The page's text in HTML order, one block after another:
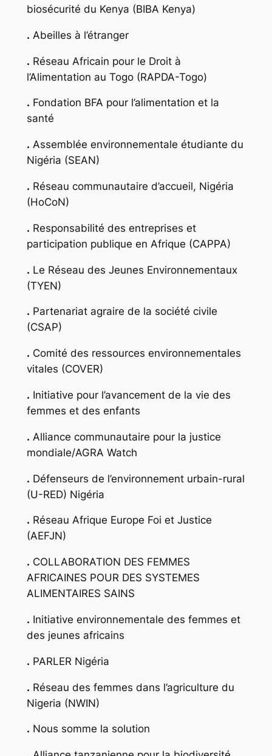
biosécurité du Kenya (BIBA Kenya)
. Abeilles à l’étranger
. Réseau Africain pour le Droit à
l’Alimentation au Togo (RAPDA-Togo)
. Fondation BFA pour l’alimentation et la
santé
. Assemblée environnementale étudiante du
Nigéria (SEAN)
. Réseau communautaire d’accueil, Nigéria
(HoCoN)
. Responsabilité des entreprises et
participation publique en Afrique (CAPPA)
. Le Réseau des Jeunes Environnementaux
(TYEN)
. Partenariat agraire de la société civile
(CSAP)
. Comité des ressources environnementales
vitales (COVER)
. Initiative pour l’avancement de la vie des
femmes et des enfants
. Alliance communautaire pour la justice
mondiale/AGRA Watch
. Défenseurs de l’environnement urbain-rural
(U-RED) Nigéria
. Réseau Afrique Europe Foi et Justice
(AEFJN)
. COLLABORATION DES FEMMES
AFRICAINES POUR DES SYSTEMES
ALIMENTAIRES SAINS
. Initiative environnementale des femmes et
des jeunes africains
. PARLER Nigéria
. Réseau des femmes dans l’agriculture du
Nigeria (NWIN)
. Nous somme la solution